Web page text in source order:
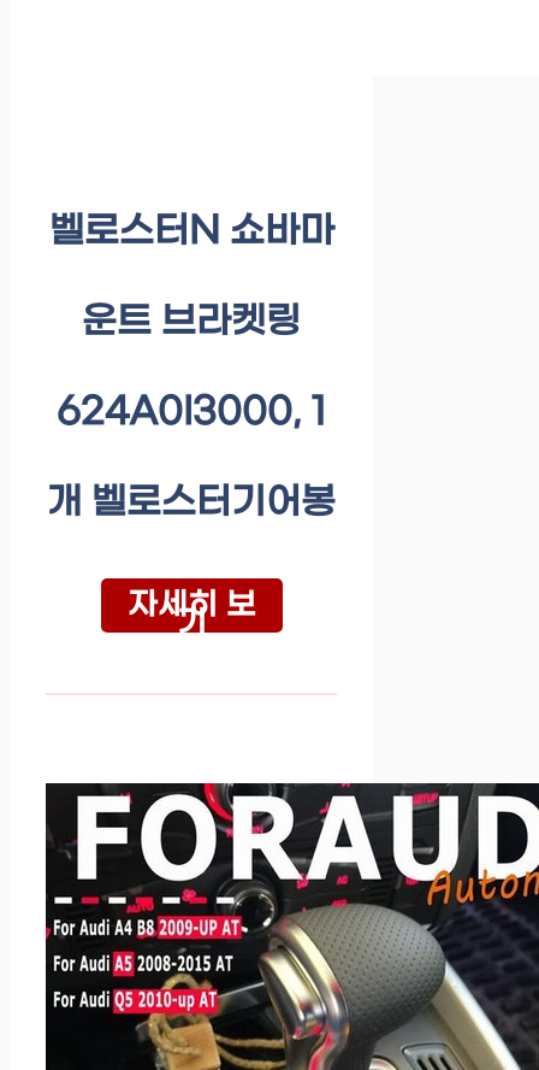
벨로스터N 쇼바마
운트 브라켓링
624A0I3000, 1
개 벨로스터기어봉
자세히 보
기